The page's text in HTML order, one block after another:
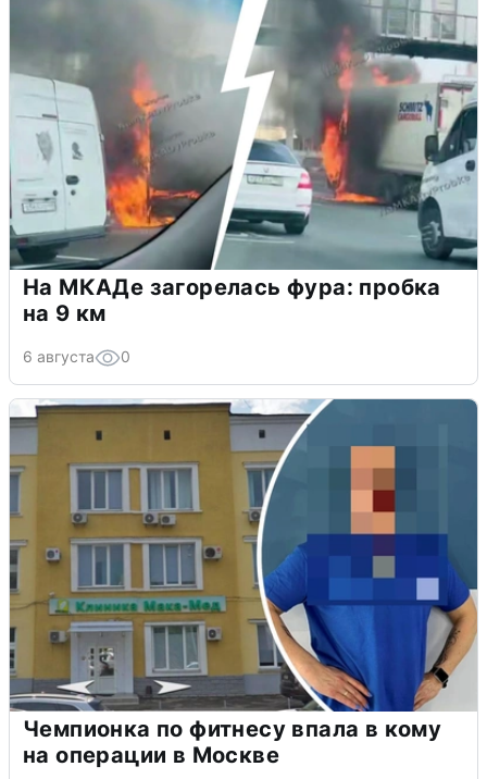
На МКАДе загорелась фура: пробка
на 9 км
6 августа 0
Чемпионка по фитнесу впала в кому
на операции в Москве